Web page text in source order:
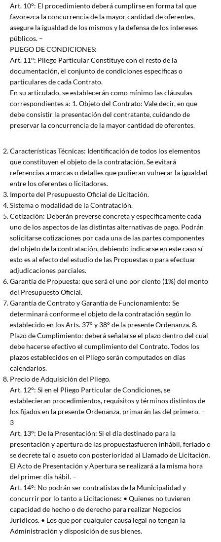
Art. 10°: El procedimiento deberá cumplirse en forma tal que
favorezca la concurrencia de la mayor cantidad de oferentes,
asegure la igualdad de los mismos y la defensa de los intereses
públicos. –
PLIEGO DE CONDICIONES:
Art. 11°: Pliego Particular Constituye con el resto de la
documentación, el conjunto de condiciones especificas o
particulares de cada Contrato.
En su articulado, se establecerán como mínimo las cláusulas
correspondientes a: 1. Objeto del Contrato: Vale decir, en que
debe consistir la presentación del contratante, cuidando de
preservar la concurrencia de la mayor cantidad de oferentes.
Características Técnicas: Identificación de todos los elementos
que constituyen el objeto de la contratación. Se evitará
referencias a marcas o detalles que pudieran vulnerar la igualdad
entre los oferentes o licitadores.
Importe del Presupuesto Oficial de Licitación.
Sistema o modalidad de la Contratación.
Cotización: Deberán preverse concreta y específicamente cada
uno de los aspectos de las distintas alternativas de pago. Podrán
solicitarse cotizaciones por cada una de las partes componentes
del objeto de la contratación, debiendo indicarse en este caso sí
esto es al efecto del estudio de las Propuestas o para efectuar
adjudicaciones parciales.
Garantía de Propuesta: que será el uno por ciento (1%) del monto
del Presupuesto Oficial.
Garantía de Contrato y Garantía de Funcionamiento: Se
determinará conforme el objeto de la contratación según lo
establecido en los Arts. 37° y 38° de la presente Ordenanza. 8.
Plazo de Cumplimiento: deberá señalarse el plazo dentro del cual
debe hacerse efectivo el cumplimiento del Contrato. Todos los
plazos establecidos en el Pliego serán computados en días
calendarios.
Precio de Adquisición del Pliego.
Art. 12°: Si en el Pliego Particular de Condiciones, se
establecieran procedimientos, requisitos y términos distintos de
los fijados en la presente Ordenanza, primarán las del primero. –
3
Art. 13°: De la Presentación: Si el día destinado para la
presentación y apertura de las propuestasfueren inhábil, feriado o
se decrete tal o asueto con posterioridad al Llamado de Licitación.
El Acto de Presentación y Apertura se realizará a la misma hora
del primer día hábil. –
Art. 14°: No podrán ser contratistas de la Municipalidad y
concurrir por lo tanto a Licitaciones: • Quienes no tuvieren
capacidad de hecho o de derecho para realizar Negocios
Jurídicos. • Los que por cualquier causa legal no tengan la
Administración y disposición de sus bienes.